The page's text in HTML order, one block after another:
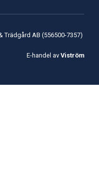
Trädgård AB (556500-7357)
E-handel av Viström